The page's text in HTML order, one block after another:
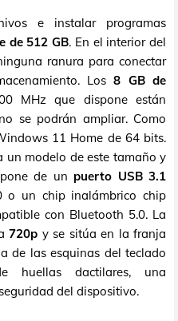
e instalar programas
de 512 GB. En el interior del
ranura para conectar
Los8 GB de
MHz que dispone están
se podrán ampliar. Como
11 Home de 64 bits.
un modelo de este tamaño y
de un puerto USB 3.1
o un chip inalámbrico chip
con Bluetooth 5.0. La
720p y se sitúa en la franja
de las esquinas del teclado
huellas dactilares, una
del dispositivo.